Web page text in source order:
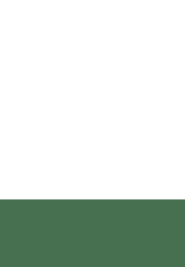
shopping mall-ul